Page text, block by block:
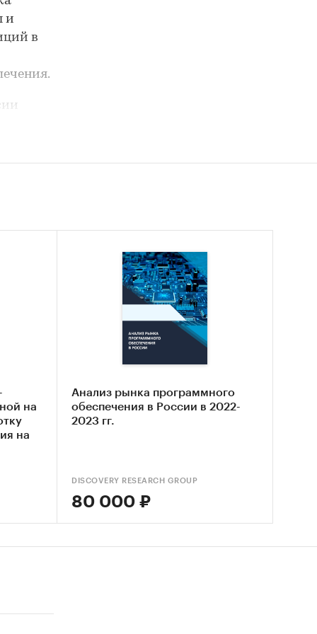
и
в
на
Это
в
на
на
Анализ рынка программного
обеспечения в России в 2022-
2023 гг.
DISCOVERY RESEARCH GROUP
80 000 ₽